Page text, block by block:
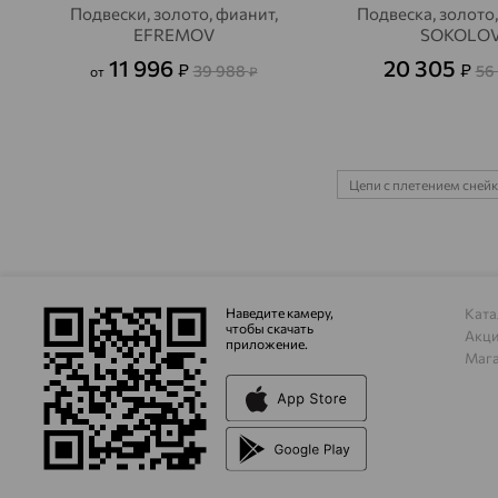
Подвески, золото, фианит,
EFREMOV
от 11 996 ₽ 39 988₽
Подвеска,
20 305 ₽ 56
Цепи с плетением
Наведите камеру,
чтобы скачать
приложение.